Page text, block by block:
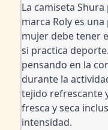
La camiseta
marca Roly es
mujer debe tener
si practica
pensando en la
durante la
tejido refrescante
fresca y seca
intensidad.